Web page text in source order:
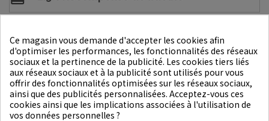
DESCRIPTION
DÉTAILS DU PRODUIT
Mode d'emploi : Appliquer une quantité appropriée sur la
Ce magasin vous demande d'accepter les cookies afin
d'optimiser les performances, les fonctionnalités des réseaux
sociaux et la pertinence de la publicité. Les cookies tiers liés
aux réseaux sociaux et à la publicité sont utilisés pour vous
offrir des fonctionnalités optimisées sur les réseaux sociaux,
ainsi que des publicités personnalisées. Acceptez-vous ces
cookies ainsi que les implications associées à l'utilisation de
vos données personnelles ?